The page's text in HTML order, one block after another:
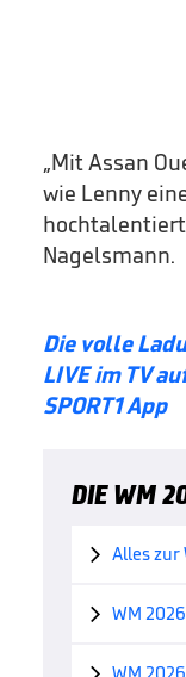
„Mit Assan
wie Lenny
Nagelsmann.
Die volle
LIVE im TV
SPORT1 App
DIE WM
 Alles zur
 WM